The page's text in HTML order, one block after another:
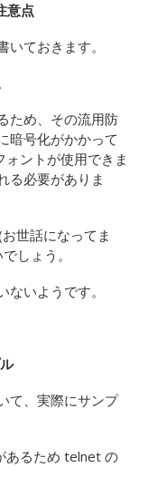
意点
ておきます。
ため、その流用防
暗号化がかかって
ントが使用できま
る必要がありま
世話になってま
しょう。
いようです。
て、実際にサンプ
あるため telnet の